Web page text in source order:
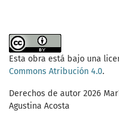
Esta obra está bajo una
Commons Atribución 4.0.
Derechos de autor 2026
Agustina Acosta